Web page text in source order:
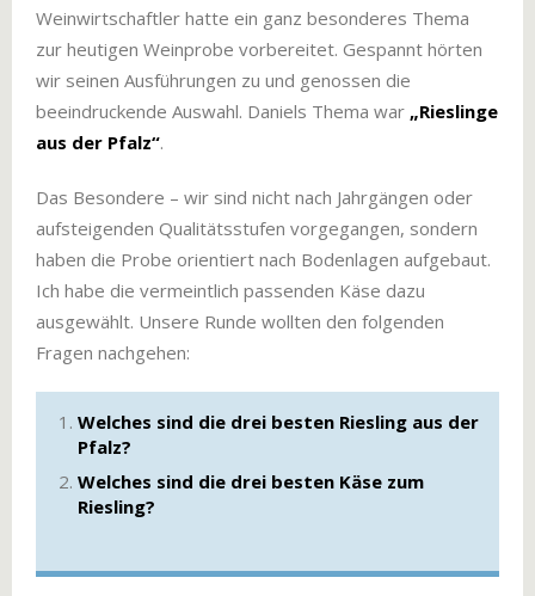
Weinwirtschaftler hatte ein ganz besonderes Thema
zur heutigen Weinprobe vorbereitet. Gespannt hörten
wir seinen Ausführungen zu und genossen die
beeindruckende Auswahl. Daniels Thema war „Rieslinge
aus der Pfalz“.
Das Besondere – wir sind nicht nach Jahrgängen oder
aufsteigenden Qualitätsstufen vorgegangen, sondern
haben die Probe orientiert nach Bodenlagen aufgebaut.
Ich habe die vermeintlich passenden Käse dazu
ausgewählt. Unsere Runde wollten den folgenden
Fragen nachgehen:
Welches sind die drei besten Riesling aus der
Pfalz?
Welches sind die drei besten Käse zum
Riesling?